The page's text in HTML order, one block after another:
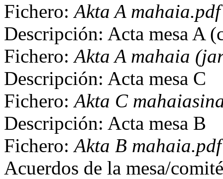
Fichero:Akta A mahaia.pdf
Descripción: Acta mesa A
Fichero:Akta A mahaia
Descripción: Acta mesa C
Fichero:Akta C
Descripción: Acta mesa B
Fichero:Akta B mahaia.pdf
Acuerdos de la mesa/comité